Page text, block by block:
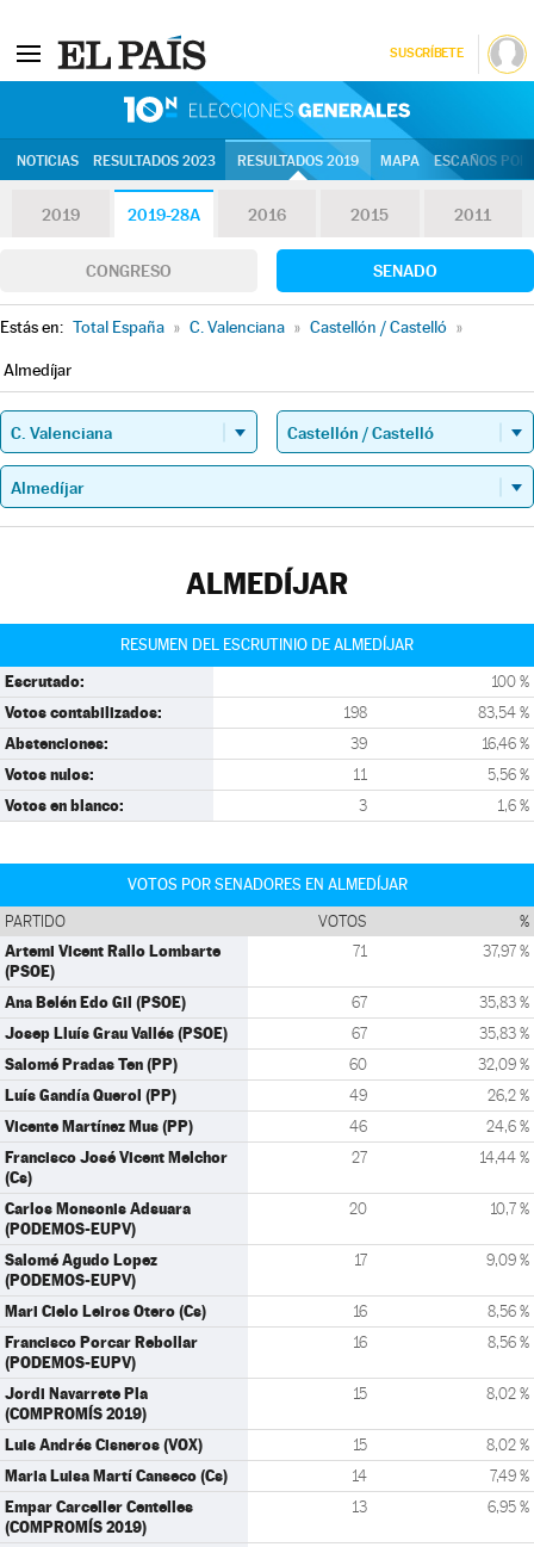
SUSCRÍBETE
NOTICIAS RESULTADOS 2023 RESULTADOS 2019 MAPA ESCAÑOS
2019 2019-28A 2016 2015 2011
CONGRESO SENADO
Estás en: Total España » C. Valenciana » Castellón / Castelló »
Almedíjar
ALMEDÍJAR
RESUMEN DEL ESCRUTINIO DE ALMEDÍJAR
Escrutado: 100 %
Votos contabilizados: 198 83,54 %
Abstenciones: 39 16,46 %
Votos nulos: 11 5,56 %
Votos en blanco: 3 1,6 %
VOTOS POR SENADORES EN ALMEDÍJAR
PARTIDO VOTOS %
Artemi Vicent Rallo Lombarte
(PSOE)
71 37,97 %
Ana Belén Edo Gil (PSOE) 67 35,83 %
Josep Lluís Grau Vallés (PSOE) 67 35,83 %
Salomé Pradas Ten (PP) 60 32,09 %
Luís Gandía Querol (PP) 49 26,2 %
Vicente Martínez Mus (PP) 46 24,6 %
Francisco José Vicent Melchor
(Cs)
27 14,44 %
Carlos Monsonis Adsuara
(PODEMOS-EUPV)
20 10,7 %
Salomé Agudo Lopez
(PODEMOS-EUPV)
17 9,09 %
Mari Cielo Leiros Otero (Cs) 16 8,56 %
Francisco Porcar Rebollar
(PODEMOS-EUPV)
16 8,56 %
Jordi Navarrete Pla
(COMPROMÍS 2019)
15 8,02 %
Luis Andrés Cisneros (VOX) 15 8,02 %
Maria Luisa Martí Canseco (Cs) 14 7,49 %
Empar Carceller Centelles
(COMPROMÍS 2019)
13 6,95 %